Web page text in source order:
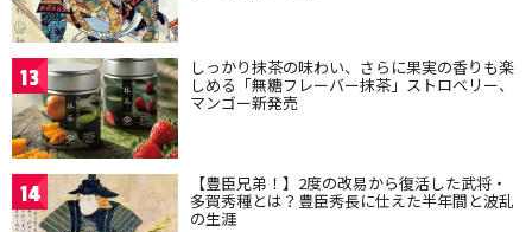
13 しっかり抹茶の味わい、さらに果実の香りも楽
しめる「無糖フレーバー抹茶」ストロベリー、
マンゴー新発売
14 【豊臣兄弟！】2度の改易から復活した武将・
多賀秀種とは？豊臣秀長に仕えた半年間と波乱
の生涯